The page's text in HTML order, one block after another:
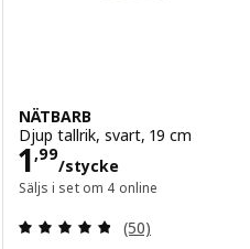
5 stjärnor. Totalt antal
NÄTBARB
Djup tallrik, svart, 19 cm
1,99
/stycke
Pris 1,99/
Säljs i set om 4 online
Recension:
(50)